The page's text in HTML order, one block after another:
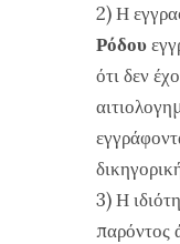
2) Η
Ρόδου
ότι δεν
3) Η
παρόντος